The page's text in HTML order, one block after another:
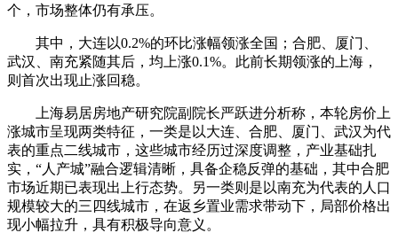
个，市场整体仍有承压。
其中，大连以0.2%的环比涨幅领涨全国；合肥、厦门、
武汉、南充紧随其后，均上涨0.1%。此前长期领涨的上海，
则首次出现止涨回稳。
上海易居房地产研究院副院长严跃进分析称，本轮房价上
涨城市呈现两类特征，一类是以大连、合肥、厦门、武汉为代
表的重点二线城市，这些城市经历过深度调整，产业基础扎
实，“人产城”融合逻辑清晰，具备企稳反弹的基础，其中合肥
市场近期已表现出上行态势。另一类则是以南充为代表的人口
规模较大的三四线城市，在返乡置业需求带动下，局部价格出
现小幅拉升，具有积极导向意义。